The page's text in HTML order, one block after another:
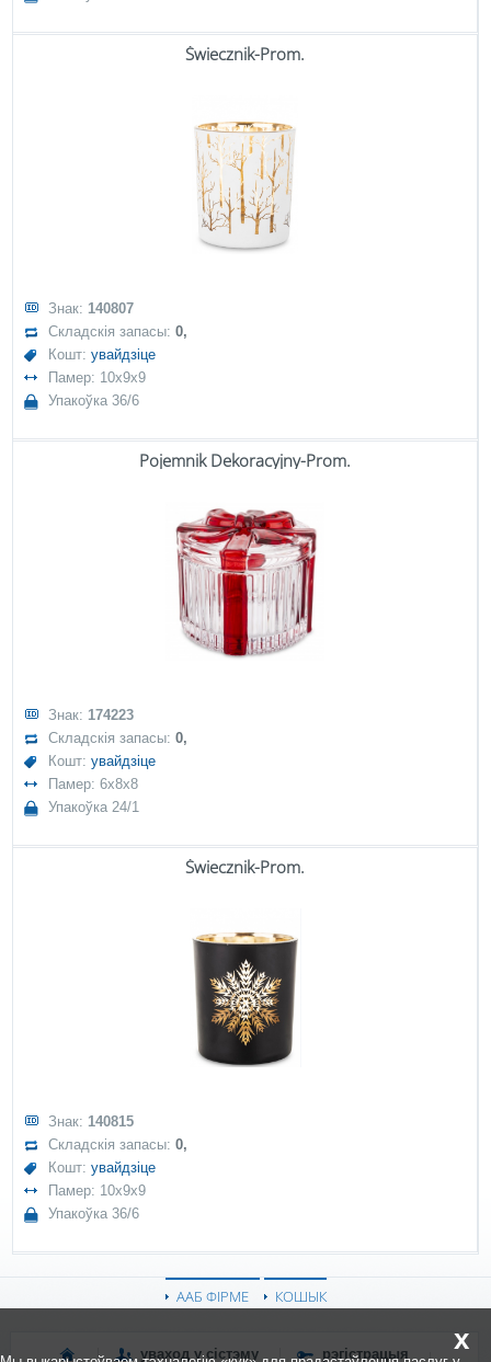
Świecznik-Prom.
Знак: 140807
Складскія запасы:0,
Кошт:увайдзіце
Памер: 10x9x9
Упакоўка 36/6
Pojemnik Dekoracyjny-Prom.
Знак: 174223
Складскія запасы:0,
Кошт:увайдзіце
Памер: 6x8x8
Упакоўка 24/1
Świecznik-Prom.
Знак: 140815
Складскія запасы:0,
Кошт:увайдзіце
Памер: 10x9x9
Упакоўка 36/6
ААБ ФІРМЕ КОШЫК
уваход у сістэму рэгістрацыя x